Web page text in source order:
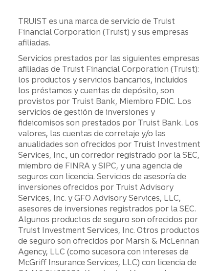
TRUIST es una marca de servicio de Truist
Financial Corporation (Truist) y sus empresas
afiliadas.
Servicios prestados por las siguientes empresas
afiliadas de Truist Financial Corporation (Truist):
los productos y servicios bancarios, incluidos
los préstamos y cuentas de depósito, son
provistos por Truist Bank, Miembro FDIC. Los
servicios de gestión de inversiones y
fideicomisos son prestados por Truist Bank. Los
valores, las cuentas de corretaje y/o las
anualidades son ofrecidos por Truist Investment
Services, Inc., un corredor registrado por la SEC,
miembro de FINRA y SIPC, y una agencia de
seguros con licencia. Servicios de asesoría de
inversiones ofrecidos por Truist Advisory
Services, Inc. y GFO Advisory Services, LLC,
asesores de inversiones registrados por la SEC.
Algunos productos de seguro son ofrecidos por
Truist Investment Services, Inc. Otros productos
de seguro son ofrecidos por Marsh & McLennan
Agency, LLC (como sucesora con intereses de
McGriff Insurance Services, LLC) con licencia de